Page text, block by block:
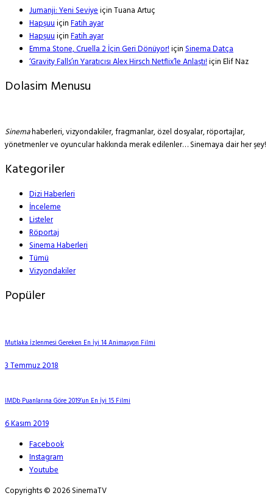
Jumanji: Yeni SeviyeiçinTuana Artuç
HapşuuiçinFatih ayar
HapşuuiçinFatih ayar
Emma Stone, Cruella 2 İçin Geri Dönüyor!içinSinema Datça
‘Gravity Falls’ın Yaratıcısı Alex Hirsch Netflix’le Anlaştı!içinElif Naz
Dolasim Menusu
Sinemahaberleri, vizyondakiler, fragmanlar, özel dosyalar, röportajlar,
yönetmenler ve oyuncular hakkında merak edilenler… Sinemaya dair her şey!
Kategoriler
Dizi Haberleri
İnceleme
Listeler
Röportaj
Sinema Haberleri
Tümü
Vizyondakiler
Popüler
Mutlaka İzlenmesi Gereken En İyi 14 Animasyon Filmi
3 Temmuz 2018
IMDb Puanlarına Göre 2019’un En İyi 15 Filmi
6 Kasım 2019
Facebook
Instagram
Youtube
Copyrights © 2026 SinemaTV